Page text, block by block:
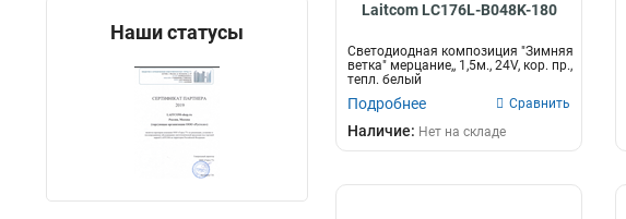
Наши статусы
Laitcom LC176L-B048K-180
Светодиодная композиция "Зимняя
ветка" мерцание,, 1,5м., 24V, кор. пр.,
тепл. белый
Подробнее Сравнить
Наличие: Нет на складе